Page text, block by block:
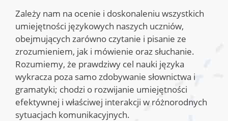
Zależy nam na ocenie i doskonaleniu wszystkich
umiejętności językowych naszych uczniów,
obejmujących zarówno czytanie i pisanie ze
zrozumieniem, jak i mówienie oraz słuchanie.
Rozumiemy, że prawdziwy cel nauki języka
wykracza poza samo zdobywanie słownictwa i
gramatyki; chodzi o rozwijanie umiejętności
efektywnej i właściwej interakcji w różnorodnych
sytuacjach komunikacyjnych.